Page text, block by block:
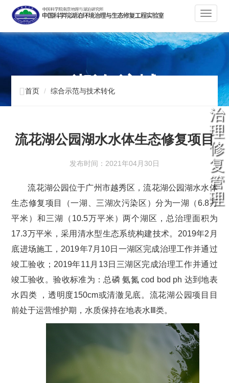
切
换
导
湖泊 流域
治
理
修
复
管
理
首页 综合示范与技术转化
流花湖公园湖水水体生态修复项目
发布时间：2021年04月30日
流花湖公园位于广州市越秀区，流花湖公园湖水水体
生态修复项目（一湖、三湖次污染区）分为一湖（6.8万
平米）和三湖（10.5万平米）两个湖区，总治理面积为
17.3万平米，采用清水型生态系统构建技术。2019年2月
底进场施工，2019年7月10日一湖区完成治理工作并通过
竣工验收；2019年11月13日三湖区完成治理工作并通过
竣工验收。验收标准为：总磷 氨氮 cod bod ph 达到地表
水四类 ，透明度150cm或清澈见底。流花湖公园项目目
前处于运营维护期，水质保持在地表水Ⅲ类。